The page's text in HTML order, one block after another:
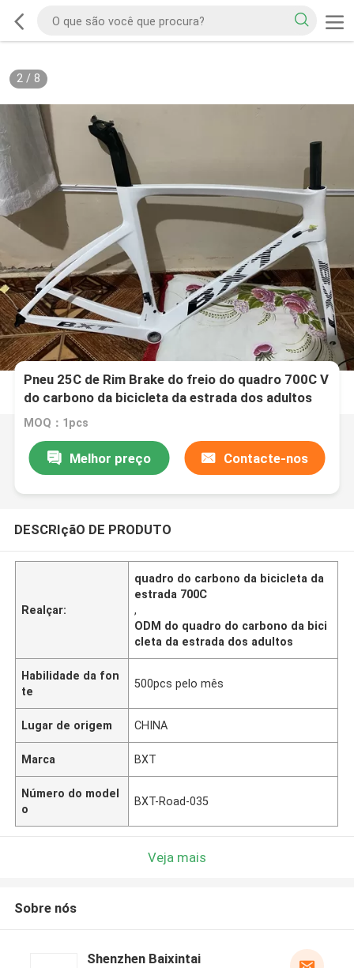
2/ 8
Pneu 25C de Rim Brake do freio do quadro 700C V
do carbono da bicicleta da estrada dos adultos
MOQ：1pcs
Melhor preço Contacte-nos
DESCRIçãO DE PRODUTO
Realçar:
quadro do carbono da bicicleta da
estrada 700C
,
ODM do quadro do carbono da bici
cleta da estrada dos adultos
Habilidade da fon
te
500pcs pelo mês
Lugar de origem CHINA
Marca BXT
Número do model
o
BXT-Road-035
Veja mais
Sobre nós
Shenzhen Baixintai